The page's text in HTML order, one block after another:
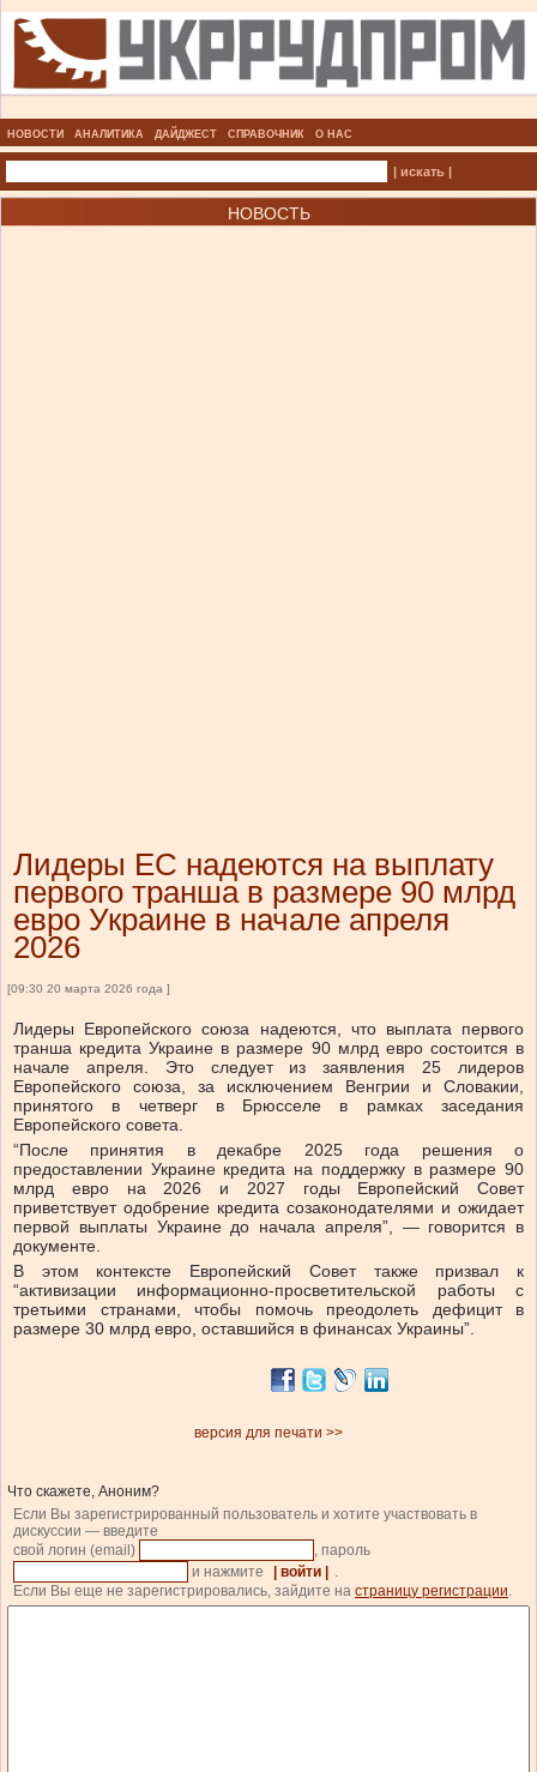
НОВОСТИ АНАЛИТИКА ДАЙДЖЕСТ СПРАВОЧНИК О НАС
| искать |
НОВОСТЬ
Лидеры ЕС надеются на выплату
первого транша в размере 90 млрд
евро Украине в начале апреля
2026
[09:30 20 марта 2026 года ]
Лидеры Европейского союза надеются, что выплата первого
транша кредита Украине в размере 90 млрд евро состоится в
начале апреля. Это следует из заявления 25 лидеров
Европейского союза, за исключением Венгрии и Словакии,
принятого в четверг в Брюсселе в рамках заседания
Европейского совета.
“После принятия в декабре 2025 года решения о
предоставлении Украине кредита на поддержку в размере 90
млрд евро на 2026 и 2027 годы Европейский Совет
приветствует одобрение кредита созаконодателями и ожидает
первой выплаты Украине до начала апреля”, — говорится в
документе.
В этом контексте Европейский Совет также призвал к
“активизации информационно-просветительской работы с
третьими странами, чтобы помочь преодолеть дефицит в
размере 30 млрд евро, оставшийся в финансах Украины”.
версия для печати >>
Что скажете, Аноним?
Если Вы зарегистрированный пользователь и хотите участвовать в
дискуссии — введите
свой логин (email)
, пароль
и нажмите
| войти |
.
Если Вы еще не зарегистрировались, зайдите на страницу регистрации.